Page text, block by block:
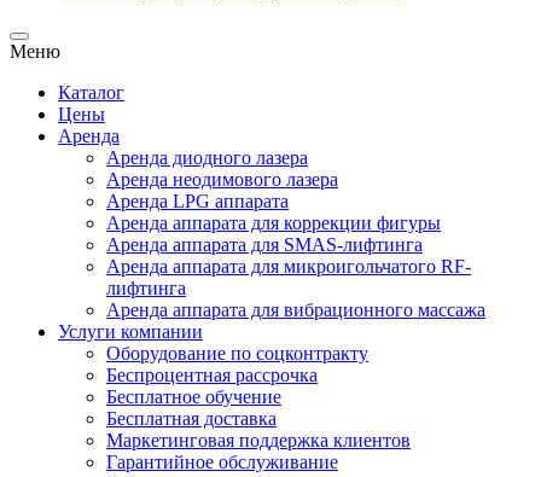
Меню
Каталог
Цены
Аренда
Аренда диодного лазера
Аренда неодимового лазера
Аренда LPG аппарата
Аренда аппарата для коррекции фигуры
Аренда аппарата для SMAS-лифтинга
Аренда аппарата для микроигольчатого RF-
лифтинга
Аренда аппарата для вибрационного массажа
Услуги компании
Оборудование по соцконтракту
Беспроцентная рассрочка
Бесплатное обучение
Бесплатная доставка
Маркетинговая поддержка клиентов
Гарантийное обслуживание